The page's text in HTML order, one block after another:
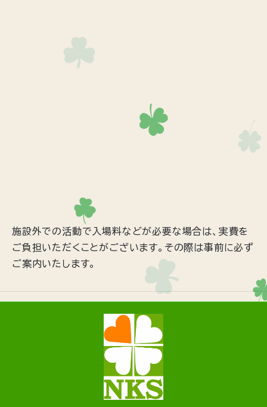
施設外での活動で入場料などが必要な場合は、実費を
ご負担いただくことがございます。その際は事前に必ず
ご案内いたします。